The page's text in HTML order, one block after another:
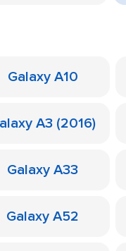
Galaxy A10
A3 (2016)
Galaxy A33
Galaxy A52